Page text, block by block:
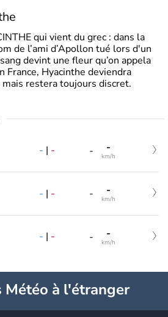
qui vient du grec : dans la
de l’ami d’Apollon tué lors d'un
devint une fleur qu’on appela
France, Hyacinthe deviendra
restera toujours discret.
- | - - -
km/h
- | - - -
km/h
- | - - -
km/h
à l'étranger